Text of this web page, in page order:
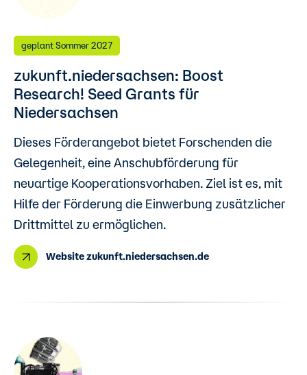
geplant Sommer 2027
zukunft.niedersachsen: Boost
Research! Seed Grants für
Niedersachsen
Dieses Förderangebot bietet Forschenden die
Gelegenheit, eine Anschubförderung für
neuartige Kooperationsvorhaben. Ziel ist es, mit
Hilfe der Förderung die Einwerbung zusätzlicher
Drittmittel zu ermöglichen.
Website zukunft.niedersachsen.de